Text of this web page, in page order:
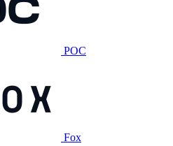
POC
Fox